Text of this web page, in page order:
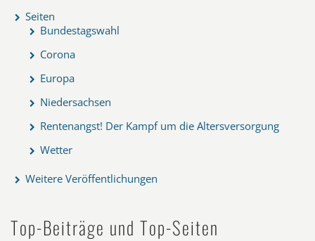
Seiten
Bundestagswahl
Corona
Europa
Niedersachsen
Rentenangst! Der Kampf um die Altersversorgung
Wetter
Weitere Veröffentlichungen
Top-Beiträge und Top-Seiten